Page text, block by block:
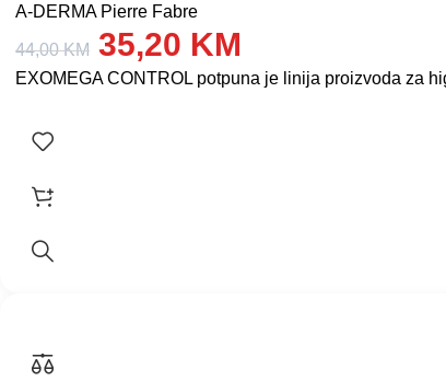
A-DERMA Pierre Fabre
44,00KM 35,20 KM
EXOMEGA CONTROL potpuna je linija proizvoda za